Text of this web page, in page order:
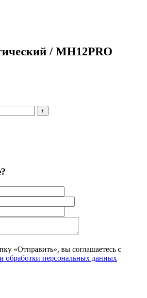
/ MH12PRO
+
«Отправить», вы соглашаетесь с
обработки персональных данных